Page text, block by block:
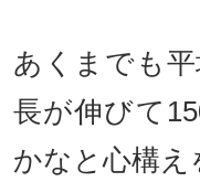
あくまでも
長が伸びて
かなと心構